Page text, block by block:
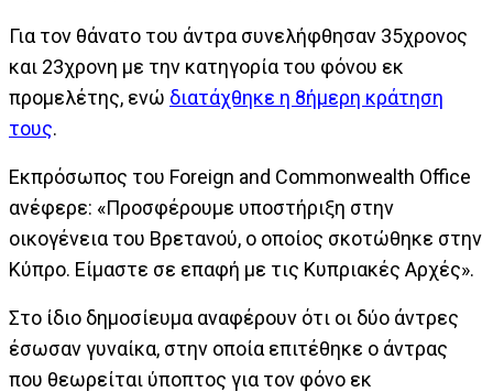
Για τον θάνατο του άντρα συνελήφθησαν 35χρονος
και 23χρονη με την κατηγορία του φόνου εκ
προμελέτης, ενώ διατάχθηκε η 8ήμερη κράτηση
τους.
Εκπρόσωπος του Foreign and Commonwealth Office
ανέφερε: «Προσφέρουμε υποστήριξη στην
οικογένεια του Βρετανού, ο οποίος σκοτώθηκε στην
Κύπρο. Είμαστε σε επαφή με τις Κυπριακές Αρχές».
Στο ίδιο δημοσίευμα αναφέρουν ότι οι δύο άντρες
έσωσαν γυναίκα, στην οποία επιτέθηκε ο άντρας
που θεωρείται ύποπτος για τον φόνο εκ